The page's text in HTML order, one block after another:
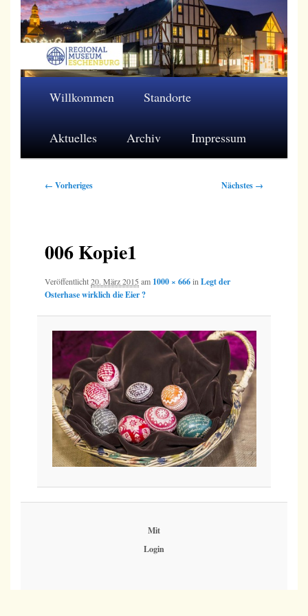
Zum
primären
Inhalt
Regionalmuseum Eschenburg e.V.
Willkommen Standorte
Aktuelles Archiv Impressum
Bilder-
← Vorheriges Nächstes →
006 Kopie1
Veröffentlicht20. März 2015 am 1000 × 666in Legt der
Osterhase wirklich die Eier ?
Mit
Login